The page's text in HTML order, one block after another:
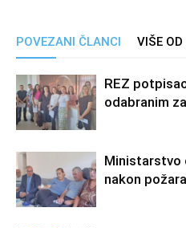
POVEZANI ČLANCI VIŠE
REZ
odabranim
Ministarstvo
nakon